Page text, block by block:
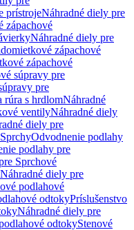
prístrojeNáhradné diely pre
zápachové
Náhradné diely pre
zápachové
zápachové
súpravy pre
pre
rúra s hrdlomNáhradné
ventilyNáhradné diely
diely pre
SprchyOdvodnenie podlahy
podlahy pre
Sprchové
Náhradné diely pre
podlahové
odtokyPríslušenstvo
Náhradné diely pre
odtokyStenové